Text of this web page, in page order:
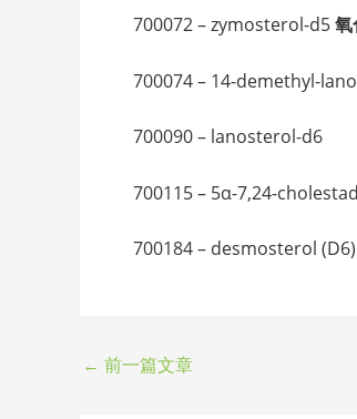
700072 – zymosterol-d5氧
700074 – 14-demethyl-
700090 – lanosterol-d6
700115 – 5α-7,24-
700184 – desmosterol
← 前一篇文章